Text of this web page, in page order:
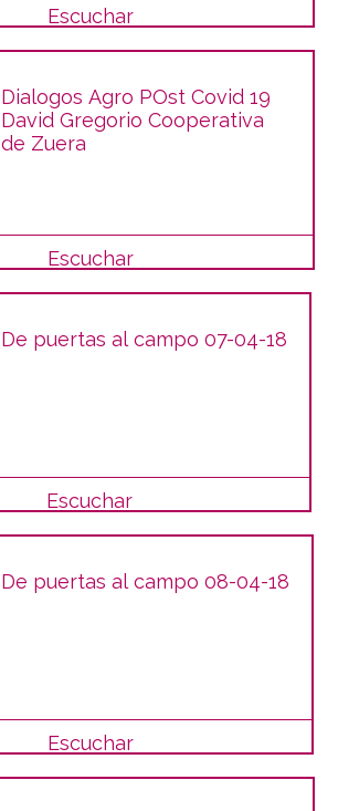
Escuchar
Dialogos Agro POst Covid 19
David Gregorio Cooperativa
de Zuera
Escuchar
De puertas al campo 07-04-18
Escuchar
De puertas al campo 08-04-18
Escuchar